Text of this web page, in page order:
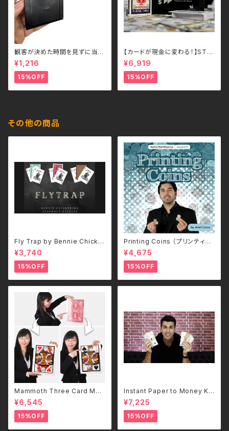
観客が決めた時間を見ずに当て
る - Guess the Time
¥1,216
15%OFF
【カードが現金に変わる！】STA
SH – John Cheung （各色）
¥6,919
15%OFF
その他の商品
Fly Trap by Bennie Chicker
ing
¥3,740
15%OFF
Printing Coins （プリンティン
グ・コイン）
¥4,675
15%OFF
Mammoth Three Card Mon
te-日本語補足解説書付
¥6,545
15%OFF
Instant Paper to Money Ki
d Version (Japan)
¥7,225
15%OFF